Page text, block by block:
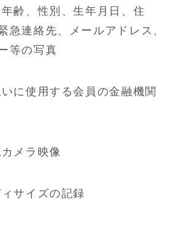
齢、性別、生年月日、住
急連絡先、メールアドレス、
等の写真
に使用する会員の金融機関
メラ映像
サイズの記録